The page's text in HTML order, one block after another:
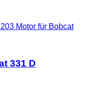
Motor für Bobcat
331 D